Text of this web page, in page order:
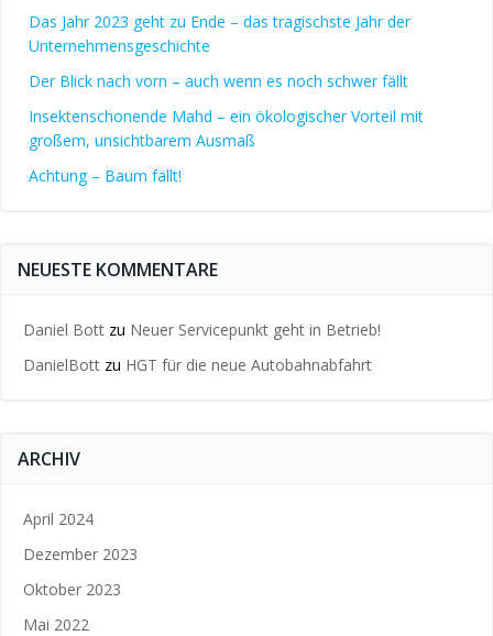
Das Jahr 2023 geht zu Ende – das tragischste Jahr der
Unternehmensgeschichte
Der Blick nach vorn – auch wenn es noch schwer fällt
Insektenschonende Mahd – ein ökologischer Vorteil mit
großem, unsichtbarem Ausmaß
Achtung – Baum fällt!
NEUESTE KOMMENTARE
Daniel Bott zu Neuer Servicepunkt geht in Betrieb!
DanielBott zu HGT für die neue Autobahnabfahrt
ARCHIV
April 2024
Dezember 2023
Oktober 2023
Mai 2022